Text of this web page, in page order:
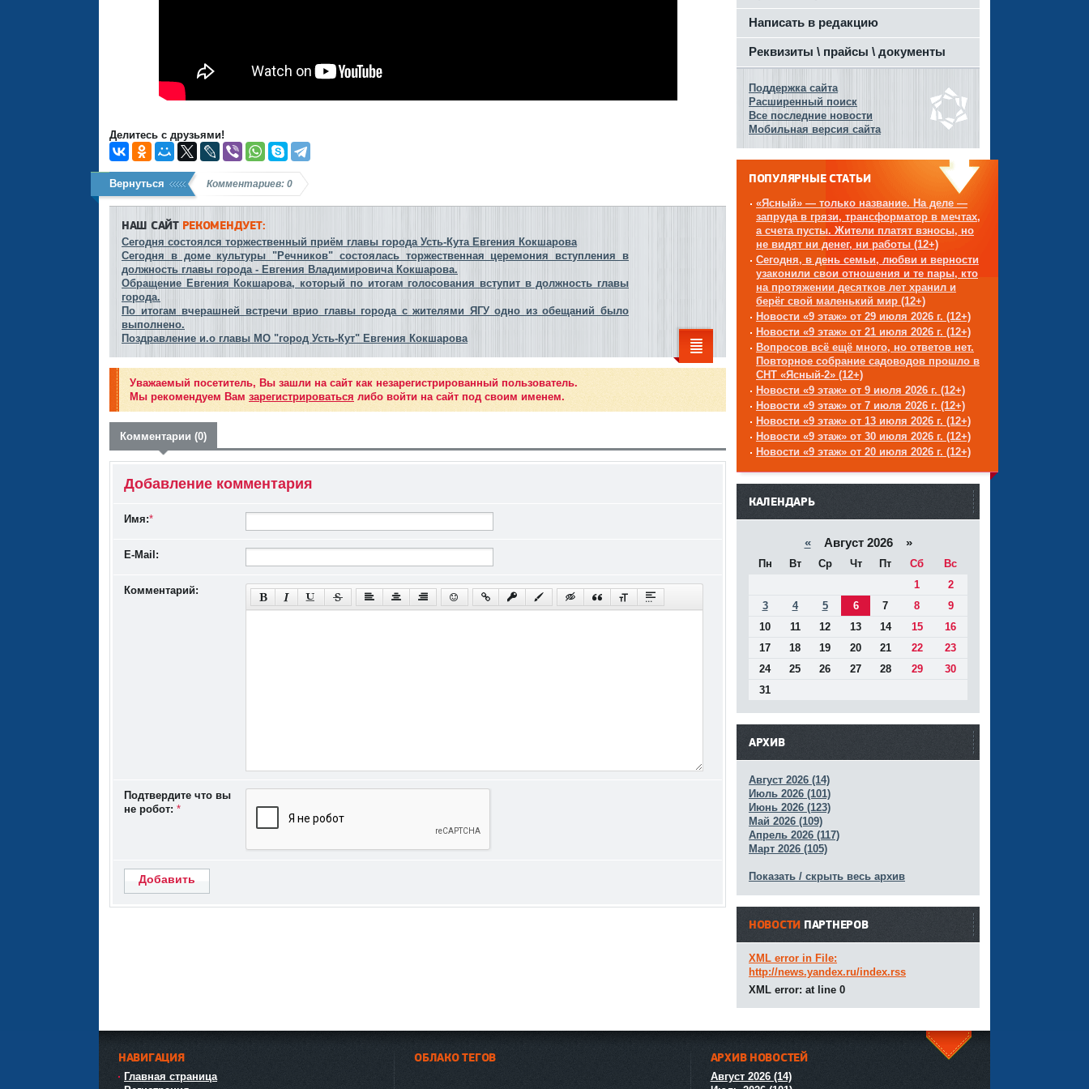
Делитесь с друзьями!
Вернуться Комментариев: 0
НАШ САЙТРЕКОМЕНДУЕТ:
Сегодня состоялся торжественный приём главы города Усть-Кута Евгения Кокшарова
Сегодня в доме культуры "Речников" состоялась торжественная церемония вступления в
должность главы города - Евгения Владимировича Кокшарова.
Обращение Евгения Кокшарова, который по итогам голосования вступит в должность главы
города.
По итогам вчерашней встречи врио главы города с жителями ЯГУ одно из обещаний было
выполнено.
Поздравление и.о главы МО "город Усть-Кут" Евгения Кокшарова
Уважаемый посетитель, Вы зашли на сайт как незарегистрированный пользователь.
Мы рекомендуем Вам зарегистрироваться либо войти на сайт под своим именем.
Комментарии (0)
Добавление комментария
Имя:*
E-Mail:
Комментарий:
Подтвердите что вы
не робот: *
Добавить
Написать в редакцию
Реквизиты \ прайсы \ документы
Поддержка сайта
Расширенный поиск
Все последние новости
Мобильная версия сайта
ПОПУЛЯРНЫЕ СТАТЬИ
«Ясный» — только название. На деле —
запруда в грязи, трансформатор в мечтах,
а счета пусты. Жители платят взносы, но
не видят ни денег, ни работы (12+)
Сегодня, в день семьи, любви и верности
узаконили свои отношения и те пары, кто
на протяжении десятков лет хранил и
берёг свой маленький мир (12+)
Новости «9 этаж» от 29 июля 2026 г. (12+)
Новости «9 этаж» от 21 июля 2026 г. (12+)
Вопросов всё ещё много, но ответов нет.
Повторное собрание садоводов прошло в
СНТ «Ясный-2» (12+)
Новости «9 этаж» от 9 июля 2026 г. (12+)
Новости «9 этаж» от 7 июля 2026 г. (12+)
Новости «9 этаж» от 13 июля 2026 г. (12+)
Новости «9 этаж» от 30 июля 2026 г. (12+)
Новости «9 этаж» от 20 июля 2026 г. (12+)
------
КАЛЕНДАРЬ
«Август 2026 »
Пн Вт Ср Чт Пт Сб
Вс
1
2
3
4 5 6 7 8
9
10
11 12 13 14 15
16
17
18 19 20 21 22
23
24
25 26 27 28 29
30
31
АРХИВ
Август 2026 (14)
Июль 2026 (101)
Июнь 2026 (123)
Май 2026 (109)
Апрель 2026 (117)
Март 2026 (105)
Показать / скрыть весь архив
НОВОСТИ ПАРТНЕРОВ
XML error in File:
http://news.yandex.ru/index.rss
XML error: at line 0
НАВИГАЦИЯ
Главная страница
ОБЛАКО ТЕГОВ АРХИВ НОВОСТЕЙ
Август 2026 (14)